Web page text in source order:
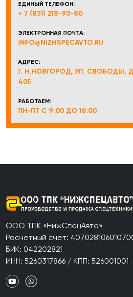
ЕДИНЫЙ ТЕЛЕФОН:
+ 7 (831) 218-90-80
ЭЛЕКТРОННАЯ ПОЧТА:
INFO@NIZHSPECAVTO.RU
АДРЕС:
Г. Н.НОВГОРОД, УЛ. СВОБОДЫ,
405
РАБОТАЕМ:
ПН-ПТ С 9:00 ДО 18:00
ООО ТПК «НижСпецАвто»
Расчетный счет:
БИК: 042202821
ИНН: 5260317866 / КПП: 526001001